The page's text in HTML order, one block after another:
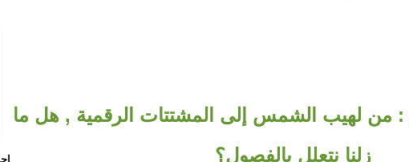
: من لهيب الشمس إلى المشتتات الرقمية , هل ما
زلنا نتعلل بالفصول؟